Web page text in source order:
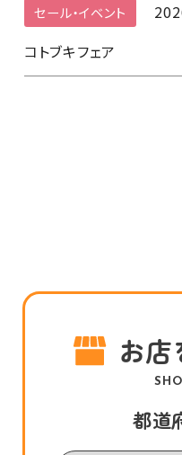
セール・イベント
コトブキフェア
お
都道